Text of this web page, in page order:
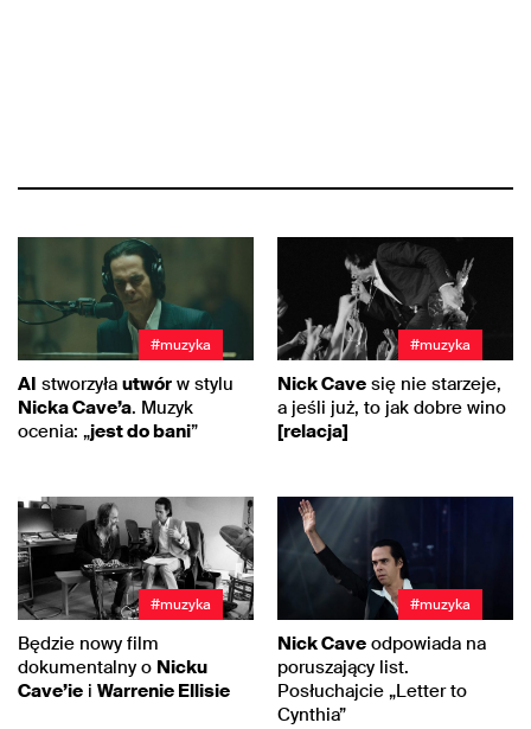
#muzyka
AI stworzyła utwór w stylu
Nicka Cave’a. Muzyk
ocenia: „jest do bani”
#muzyka
Nick Cave się nie starzeje,
a jeśli już, to jak dobre wino
[relacja]
#muzyka
Będzie nowy film
dokumentalny o Nicku
Cave’ie i Warrenie Ellisie
#muzyka
Nick Cave odpowiada na
poruszający list.
Posłuchajcie „Letter to
Cynthia”